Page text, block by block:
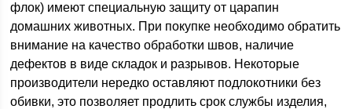
флок) имеют специальную защиту от царапин
домашних животных. При покупке необходимо обратить
внимание на качество обработки швов, наличие
дефектов в виде складок и разрывов. Некоторые
производители нередко оставляют подлокотники без
обивки, это позволяет продлить срок службы изделия,